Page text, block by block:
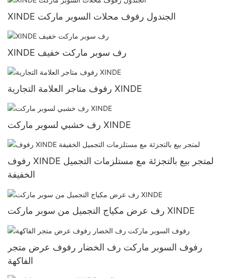
XINDE الجندول رفوف محلات السوبر ماركت
XINDE رف سوبر ماركت خفيف
رفوف متاجر العلامة التجارية XINDE
رف خشبي لسوبر ماركت XINDE
رفوف XINDE لمتجر بيع بالتجزئة مع مستلزمات التجميل
الخفيفة
رف عرض مكياج التجميل من سوبر ماركت XINDE
رفوف السوبر ماركت رف الخضار رفوف عرض متجر
الفاكهة